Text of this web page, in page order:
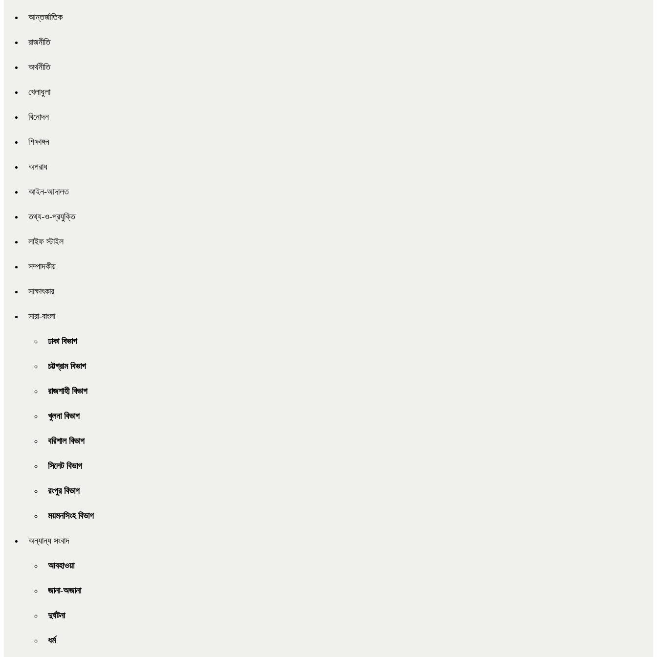
আন্তর্জাতিক
রাজনীতি
অর্থনীতি
খেলাধুলা
বিনোদন
শিক্ষাঙ্গন
অপরাধ
আইন-আদালত
তথ্য-ও-প্রযুক্তি
লাইফ স্টাইল
সম্পাদকীয়
সাক্ষাৎকার
সারা-বাংলা
ঢাকা বিভাগ
চট্টগ্রাম বিভাগ
রাজশাহী বিভাগ
খুলনা বিভাগ
বরিশাল বিভাগ
সিলেট বিভাগ
রংপুর বিভাগ
ময়মনসিংহ বিভাগ
অন্যান্য সংবাদ
আবহাওয়া
জানা-অজানা
দুর্ঘটনা
ধর্ম